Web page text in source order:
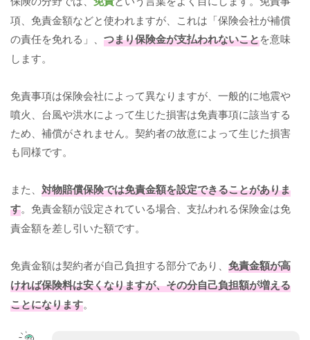
項、免責金額などと使われますが、これは「保険会社が補償
の責任を免れる」、 つまり保険金が支払われないことを意味
します。
免責事項は保険会社によって異なりますが、一般的に地震や
噴火、台風や洪水によって生じた損害は免責事項に該当する
ため、補償がされません。契約者の故意によって生じた損害
も同様です。
また、 対物賠償保険では免責金額を設定できることがありま
す。免責金額が設定されている場合、支払われる保険金は免
責金額を差し引いた額です。
免責金額は契約者が自己負担する部分であり、 免責金額が高
ければ保険料は安くなりますが、その分自己負担額が増える
ことになります。